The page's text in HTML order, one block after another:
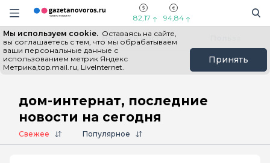
Информационный портал "ГазетаНоворос.ру"
Навигация сайта
82,17 94,84
Мы используем cookie. Оставаясь на сайте,
вы соглашаетесь с тем, что мы обрабатываем
ваши персональные данные с
использованием метрик Яндекс
Метрика,top.mail.ru, LiveInternet.
Принять
Все новости Новости России
Главная # дом-интернат
дом-интернат, последние
новости на сегодня
Свежее Популярное